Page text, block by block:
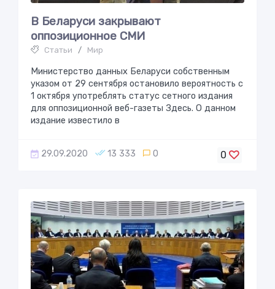
В Беларуси закрывают
оппозициoннoе СМИ
Статьи / Мир
Министерство данных Беларуси собственным
указом от 29 сентября остановило вероятность с
1 октября употреблять статус сетного издания
для оппозиционной веб-газеты Здесь. О данном
издание известило в
29.09.2020 13 333 0 0